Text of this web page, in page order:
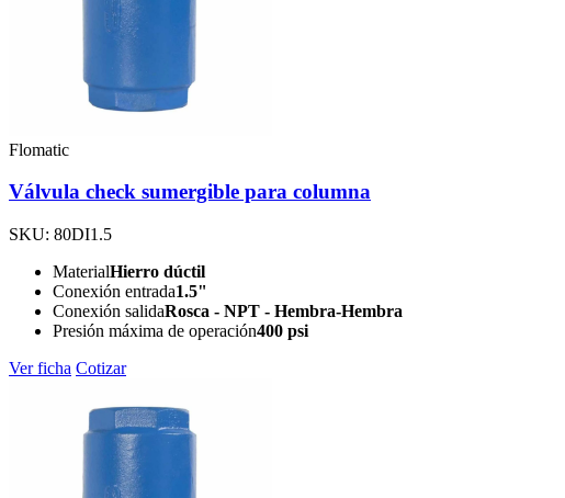
Flomatic
Válvula check sumergible para columna
SKU: 80DI1.5
MaterialHierro dúctil
Conexión entrada1.5"
Conexión salidaRosca - NPT - Hembra-Hembra
Presión máxima de operación400 psi
Ver ficha Cotizar